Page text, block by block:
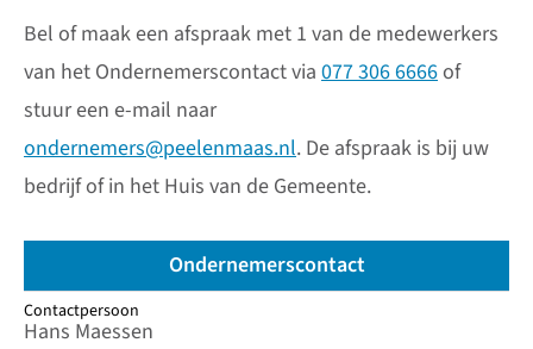
Bel of maak een afspraak met 1 van de medewerkers
van het Ondernemerscontact via 077 306 6666of
stuur een e-mail naar
ondernemers@peelenmaas.nl. De afspraak is bij uw
bedrijf of in het Huis van de Gemeente.
Ondernemerscontact
Contactpersoon
Contactpersoon
Hans Maessen